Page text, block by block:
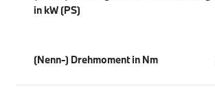
in kW (PS)
(Nenn-) Drehmoment in Nm